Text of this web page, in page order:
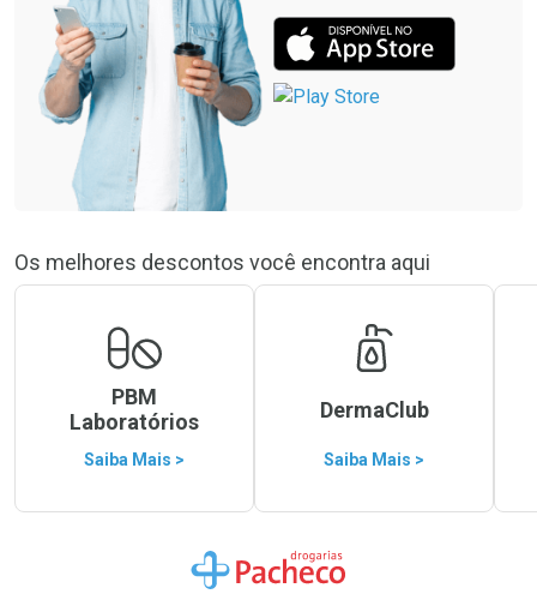
Os melhores descontos você encontra aqui
PBM
Laboratórios
Saiba Mais >
DermaClub
Saiba Mais >
Ir para a Home